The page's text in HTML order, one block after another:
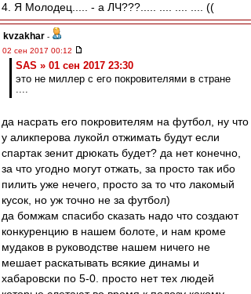
4. Я Молодец..... - а ЛЧ???..... .... .... .... ((
kvzakhar -
02 сен 2017 00:12
SAS » 01 сен 2017 23:30
это не миллер с его покровителями в стране
....
да насрать его покровителям на футбол, ну что
у аликперова лукойл отжимать будут если
спартак зенит дрюкать будет? да нет конечно,
за что угодно могут отжать, за просто так ибо
пилить уже нечего, просто за то что лакомый
кусок, но уж точно не за футбол)
да бомжам спасибо сказать надо что создают
конкуренцию в нашем болоте, и нам кроме
мудаков в руководстве нашем ничего не
мешает раскатывать всякие динамы и
хабаровски по 5-0. просто нет тех людей